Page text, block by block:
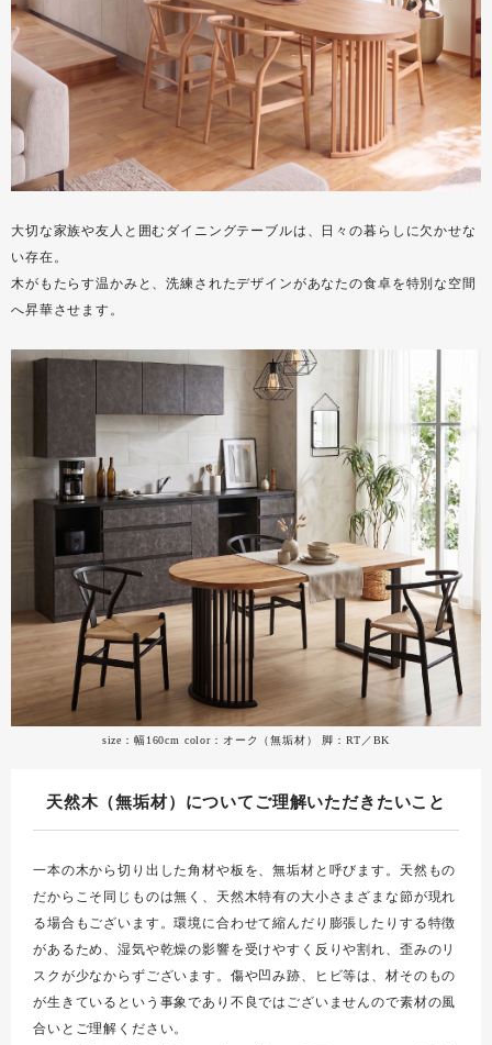
大切な家族や友人と囲むダイニングテーブルは、日々の暮らしに欠かせな
い存在。
木がもたらす温かみと、洗練されたデザインがあなたの食卓を特別な空間
へ昇華させます。
size：幅160cm color：オーク（無垢材） 脚：RT／BK
天然木（無垢材）についてご理解いただきたいこと
一本の木から切り出した角材や板を、無垢材と呼びます。天然もの
だからこそ同じものは無く、天然木特有の大小さまざまな節が現れ
る場合もございます。環境に合わせて縮んだり膨張したりする特徴
があるため、湿気や乾燥の影響を受けやすく反りや割れ、歪みのリ
スクが少なからずございます。傷や凹み跡、ヒビ等は、材そのもの
が生きているという事象であり不良ではございませんので素材の風
合いとご理解ください。